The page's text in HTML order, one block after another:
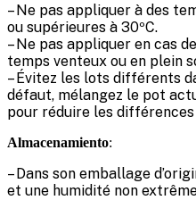
– Ne pas appliquer à des
ou supérieures à 30ºC.
– Ne pas appliquer en cas
temps venteux ou en plein
– Évitez les lots différents
défaut, mélangez le pot
pour réduire les
Almacenamiento:
– Dans son emballage
et une humidité non